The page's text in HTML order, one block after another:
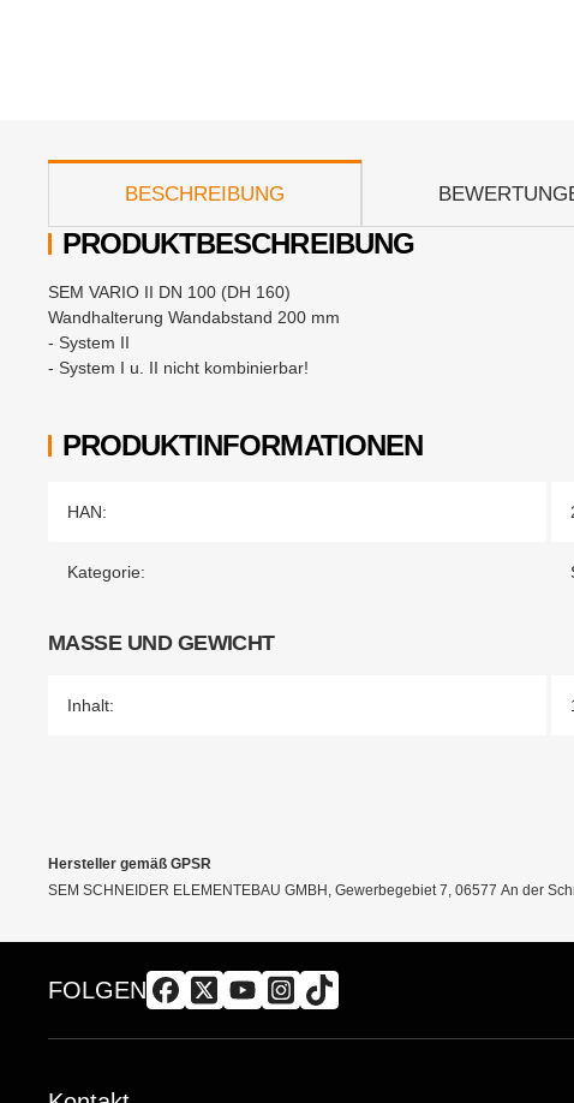
weitere Registerkarten anzeigen
BESCHREIBUNG
PRODUKTINFORMATIONEN
Produkteigenschaft
Wert
HAN:
Kategorie:
MASSE UND GEWICHT
Inhalt:
PRODUKTBESCHREIBUNG
SEM VARIO II DN 100 (DH 160)
Wandhalterung Wandabstand 200 mm
- System II
- System I u. II nicht kombinierbar!
Hersteller gemäß GPSR
SEM SCHNEIDER ELEMENTEBAU GMBH, Gewerbegebiet 7, 06577 An der
FOLGEN